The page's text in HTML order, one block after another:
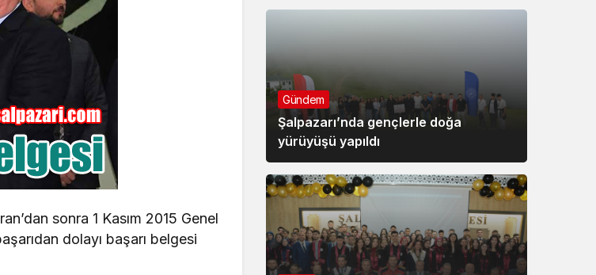
sonra 1 Kasım 2015 Genel
dolayı başarı belgesi
Gündem
Şalpazarı’nda gençlerle doğa
yürüyüşü yapıldı